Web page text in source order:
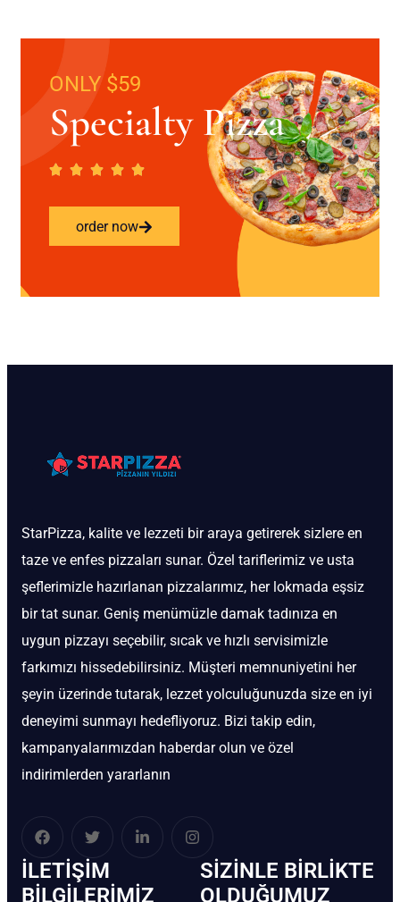
ONLY $59
Specialty Pizza
order now
StarPizza, kalite ve lezzeti bir araya getirerek sizlere en
taze ve enfes pizzaları sunar. Özel tariflerimiz ve usta
şeflerimizle hazırlanan pizzalarımız, her lokmada eşsiz
bir tat sunar. Geniş menümüzle damak tadınıza en
uygun pizzayı seçebilir, sıcak ve hızlı servisimizle
farkımızı hissedebilirsiniz. Müşteri memnuniyetini her
şeyin üzerinde tutarak, lezzet yolculuğunuzda size en iyi
deneyimi sunmayı hedefliyoruz. Bizi takip edin,
kampanyalarımızdan haberdar olun ve özel
indirimlerden yararlanın
İLETIŞIM
BİLGILERIMIZ
SIZINLE BIRLIKTE
OLDUĞUMUZ